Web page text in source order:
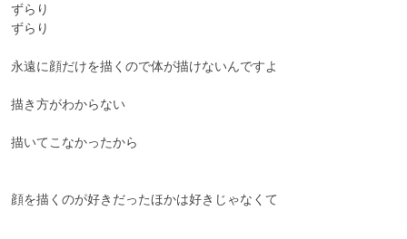
ずらり
ずらり
永遠に顔だけを描くので体が描けないんですよ
描き方がわからない
描いてこなかったから
顔を描くのが好きだったほかは好きじゃなくて